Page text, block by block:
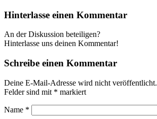
Hinterlasse einen Kommentar
An der Diskussion beteiligen?
Hinterlasse uns deinen Kommentar!
Schreibe einen Kommentar
Deine E-Mail-Adresse wird nicht veröffentlicht.
Felder sind mit * markiert
Name *